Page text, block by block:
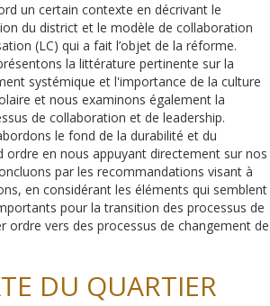
un certain contexte en décrivant le
du district et le modèle de collaboration
(LC) qui a fait l’objet de la réforme.
la littérature pertinente sur la
systémique et l'importance de la culture
et nous examinons également la
de collaboration et de leadership.
le fond de la durabilité et du
ordre en nous appuyant directement sur nos
par les recommandations visant à
en considérant les éléments qui semblent
pour la transition des processus de
ordre vers des processus de changement de
DU QUARTIER